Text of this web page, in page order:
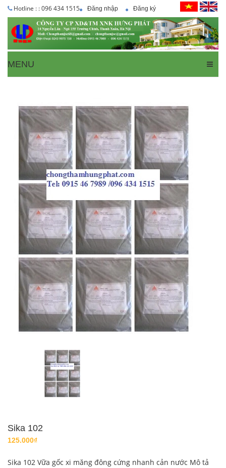
Hotline : : 096 434 1515 Đăng nhập Đăng ký
MENU
Sika 102
125.000₫
Sika 102 Vữa gốc xi măng đông cứng nhanh cản nước Mô tả